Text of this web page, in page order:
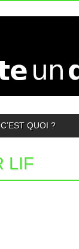
QUOI ?
LIF